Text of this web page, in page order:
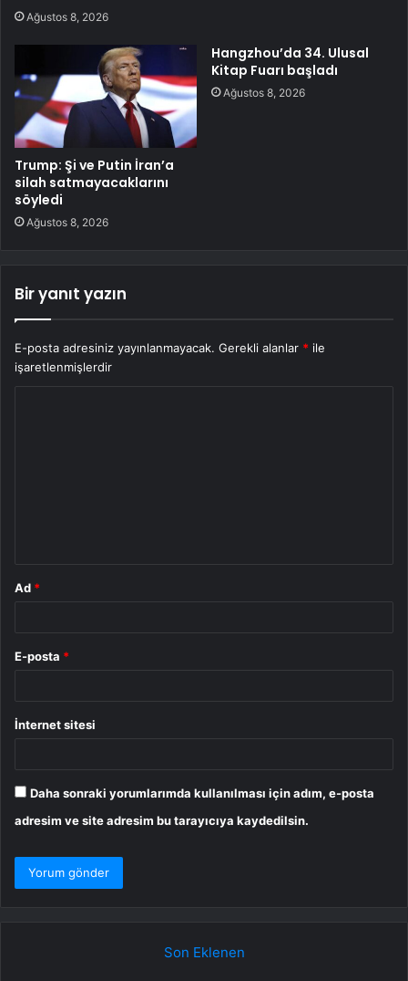
Ağustos 8, 2026
Trump: Şi ve Putin İran’a
silah satmayacaklarını
söyledi
Ağustos 8, 2026
Hangzhou’da 34. Ulusal
Kitap Fuarı başladı
Ağustos 8, 2026
Bir yanıt yazın
E-posta adresiniz yayınlanmayacak. Gerekli alanlar * ile
işaretlenmişlerdir
Ad *
E-posta *
İnternet sitesi
Daha sonraki yorumlarımda kullanılması için adım, e-posta
adresim ve site adresim bu tarayıcıya kaydedilsin.
Son Eklenen